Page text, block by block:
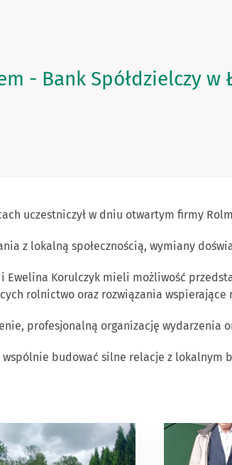
- Bank Spółdzielczy
uczestniczył w dniu otwartym firmy
z lokalną społecznością, wymiany
Korulczyk mieli możliwość
rolnictwo oraz rozwiązania wspierające
profesjonalną organizację wydarzenia
budować silne relacje z lokalnym